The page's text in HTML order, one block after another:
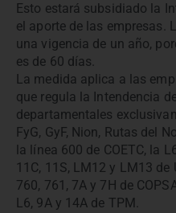
Esto estará subsidiado la
el aporte de las empresas.
una vigencia de un año,
es de 60 días.
La medida aplica a las
que regula la Intendencia
departamentales
FyG, GyF, Nion, Rutas del
la línea 600 de COETC, la
11C, 11S, LM12 y LM13 de
760, 761, 7A y 7H de
L6, 9A y 14A de TPM.